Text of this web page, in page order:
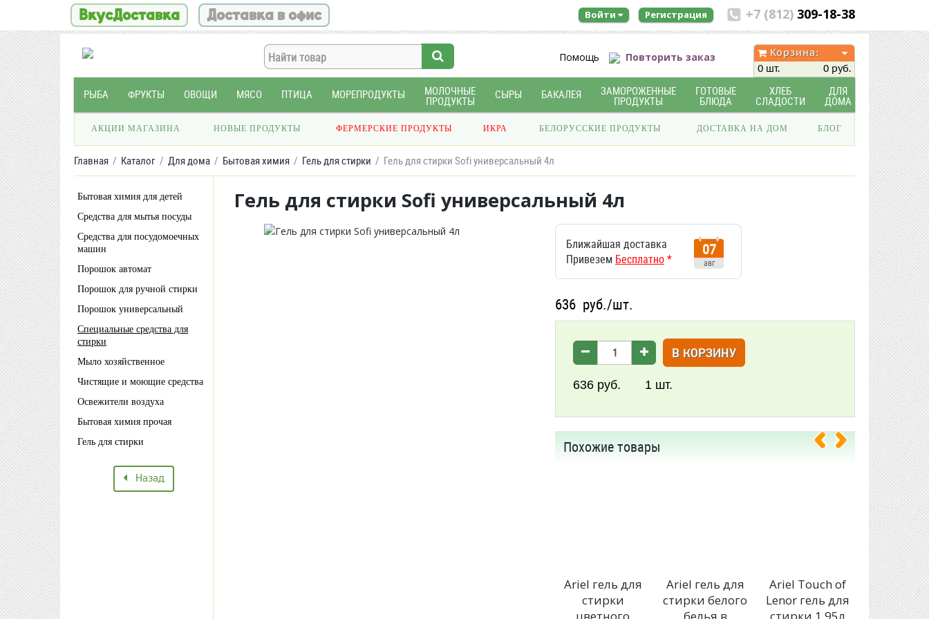
ВкусДоставка Доставка в офис +7 (812) 309-18-38
Войти Регистрация
Помощь Повторить заказ
Корзина:
0 шт.
0 руб.
РЫБА ФРУКТЫ ОВОЩИ МЯСО ПТИЦА МОРЕПРОДУКТЫ МОЛОЧНЫЕ
ПРОДУКТЫ
СЫРЫ БАКАЛЕЯ ЗАМОРОЖЕННЫЕ
ПРОДУКТЫ
ГОТОВЫЕ
БЛЮДА
ХЛЕБ
СЛАДОСТИ
ДЛЯ
ДОМА
АКЦИИ МАГАЗИНА НОВЫЕ ПРОДУКТЫ ФЕРМЕРСКИЕ ПРОДУКТЫ ИКРА БЕЛОРУССКИЕ ПРОДУКТЫ ДОСТАВКА НА ДОМ БЛОГ
Главная Каталог Для дома Бытовая химия Гель для стирки Гель для стирки Sofi универсальный 4л
Бытовая химия для детей
Средства для мытья посуды
Средства для посудомоечных
машин
Порошок автомат
Порошок для ручной стирки
Порошок универсальный
Специальные средства для
стирки
Мыло хозяйственное
Чистящие и моющие средства
Освежители воздуха
Бытовая химия прочая
Гель для стирки
Назад
Гель для стирки Sofi универсальный 4л
Ближайшая доставка
Привезем Бесплатно*
07
авг
636 руб./шт.
В КОРЗИНУ
636 руб. 1 шт.
Похожие товары
Ariel гель для
стирки
Ariel гель для
стирки белого
Ariel Touch of
Lenor гель для
Ariel
для